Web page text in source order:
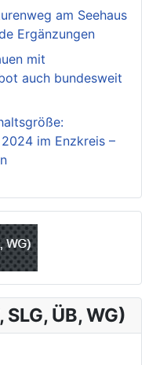
am Seehaus
Ergänzungen
mit
auch bundesweit
im Enzkreis –
ÜB, WG)